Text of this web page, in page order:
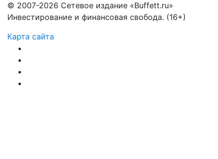
© 2007-2026 Сетевое издание «Buffett.ru»
Инвестирование и финансовая свобода. (16+)
Карта сайта